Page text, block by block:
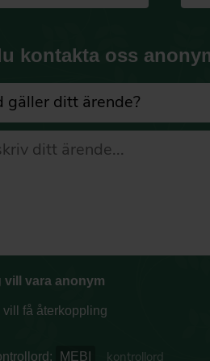
kontakta oss
vill vara anonym
vill få återkoppling
MEBI